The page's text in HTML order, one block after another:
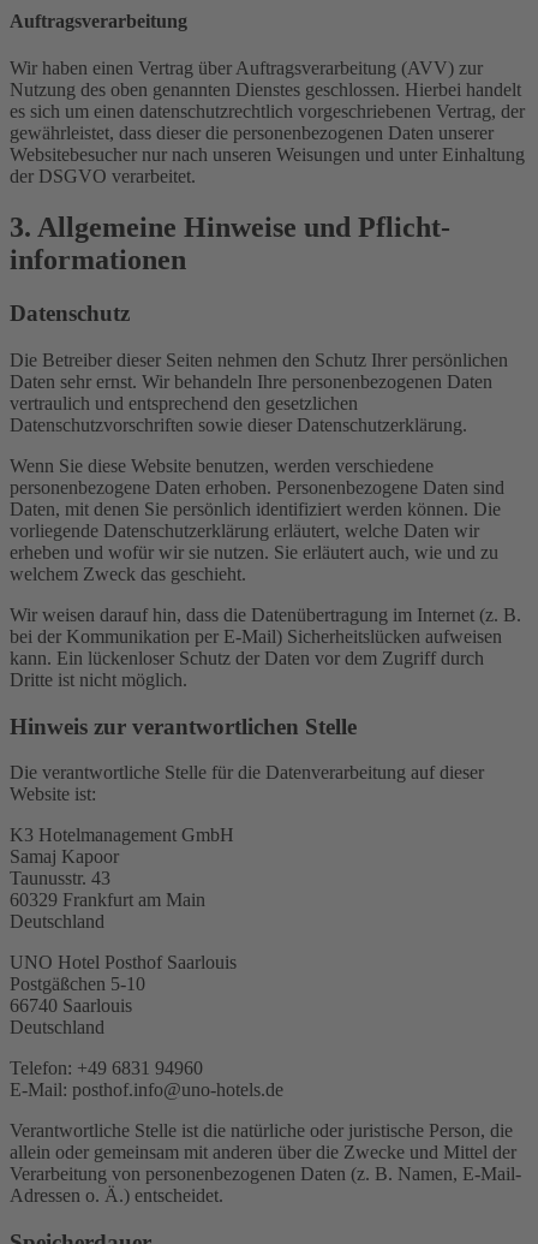
Auftragsverarbeitung
Wir haben einen Vertrag über Auftragsverarbeitung (AVV) zur
Nutzung des oben genannten Dienstes geschlossen. Hierbei handelt
es sich um einen datenschutzrechtlich vorgeschriebenen Vertrag, der
gewährleistet, dass dieser die personenbezogenen Daten unserer
Websitebesucher nur nach unseren Weisungen und unter Einhaltung
der DSGVO verarbeitet.
3. Allgemeine Hinweise und Pflicht­
informationen
Datenschutz
Die Betreiber dieser Seiten nehmen den Schutz Ihrer persönlichen
Daten sehr ernst. Wir behandeln Ihre personenbezogenen Daten
vertraulich und entsprechend den gesetzlichen
Datenschutzvorschriften sowie dieser Datenschutzerklärung.
Wenn Sie diese Website benutzen, werden verschiedene
personenbezogene Daten erhoben. Personenbezogene Daten sind
Daten, mit denen Sie persönlich identifiziert werden können. Die
vorliegende Datenschutzerklärung erläutert, welche Daten wir
erheben und wofür wir sie nutzen. Sie erläutert auch, wie und zu
welchem Zweck das geschieht.
Wir weisen darauf hin, dass die Datenübertragung im Internet (z. B.
bei der Kommunikation per E-Mail) Sicherheitslücken aufweisen
kann. Ein lückenloser Schutz der Daten vor dem Zugriff durch
Dritte ist nicht möglich.
Hinweis zur verantwortlichen Stelle
Die verantwortliche Stelle für die Datenverarbeitung auf dieser
Website ist:
K3 Hotelmanagement GmbH
Samaj Kapoor
Taunusstr. 43
60329 Frankfurt am Main
Deutschland
UNO Hotel Posthof Saarlouis
Postgäßchen 5-10
66740 Saarlouis
Deutschland
Telefon: +49 6831 94960
E-Mail: posthof.info@uno-hotels.de
Verantwortliche Stelle ist die natürliche oder juristische Person, die
allein oder gemeinsam mit anderen über die Zwecke und Mittel der
Verarbeitung von personenbezogenen Daten (z. B. Namen, E-Mail-
Adressen o. Ä.) entscheidet.